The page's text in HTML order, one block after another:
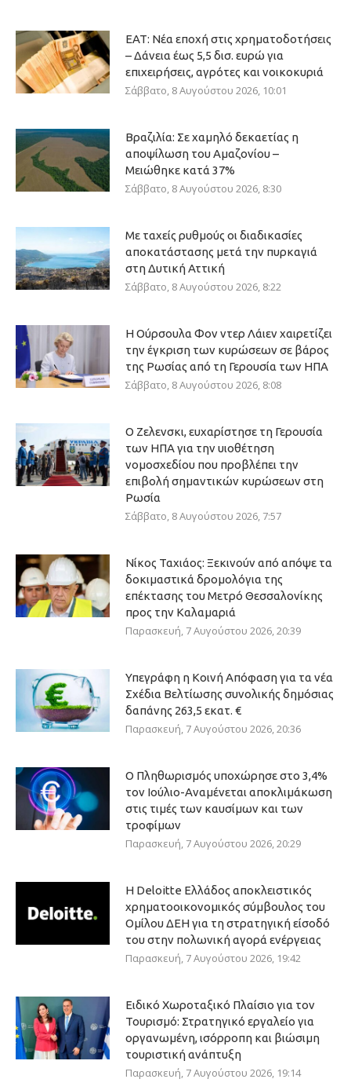
ΕΑΤ: Νέα εποχή στις χρηματοδοτήσεις
– Δάνεια έως 5,5 δισ. ευρώ για
επιχειρήσεις, αγρότες και νοικοκυριά
Σάββατο, 8 Αυγούστου 2026, 10:01
Βραζιλία: Σε χαμηλό δεκαετίας η
αποψίλωση του Αμαζονίου –
Μειώθηκε κατά 37%
Σάββατο, 8 Αυγούστου 2026, 8:30
Με ταχείς ρυθμούς οι διαδικασίες
αποκατάστασης μετά την πυρκαγιά
στη Δυτική Αττική
Σάββατο, 8 Αυγούστου 2026, 8:22
Η Ούρσουλα Φον ντερ Λάιεν χαιρετίζει
την έγκριση των κυρώσεων σε βάρος
της Ρωσίας από τη Γερουσία των ΗΠΑ
Σάββατο, 8 Αυγούστου 2026, 8:08
Ο Ζελενσκι, ευχαρίστησε τη Γερουσία
των ΗΠΑ για την υιοθέτηση
νομοσχεδίου που προβλέπει την
επιβολή σημαντικών κυρώσεων στη
Ρωσία
Σάββατο, 8 Αυγούστου 2026, 7:57
Νίκος Ταχιάος: Ξεκινούν από απόψε τα
δοκιμαστικά δρομολόγια της
επέκτασης του Μετρό Θεσσαλονίκης
προς την Καλαμαριά
Παρασκευή, 7 Αυγούστου 2026, 20:39
Υπεγράφη η Κοινή Απόφαση για τα νέα
Σχέδια Βελτίωσης συνολικής δημόσιας
δαπάνης 263,5 εκατ. €
Παρασκευή, 7 Αυγούστου 2026, 20:36
Ο Πληθωρισμός υποχώρησε στο 3,4%
τον Ιούλιο-Αναμένεται αποκλιμάκωση
στις τιμές των καυσίμων και των
τροφίμων
Παρασκευή, 7 Αυγούστου 2026, 20:29
Η Deloitte Ελλάδος αποκλειστικός
χρηματοοικονομικός σύμβουλος του
Ομίλου ΔΕΗ για τη στρατηγική είσοδό
του στην πολωνική αγορά ενέργειας
Παρασκευή, 7 Αυγούστου 2026, 19:42
Ειδικό Χωροταξικό Πλαίσιο για τον
Τουρισμό: Στρατηγικό εργαλείο για
οργανωμένη, ισόρροπη και βιώσιμη
τουριστική ανάπτυξη
Παρασκευή, 7 Αυγούστου 2026, 19:14